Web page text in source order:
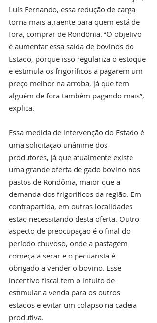
Luís Fernando, essa redução de carga
torna mais atraente para quem está de
fora, comprar de Rondônia. “O objetivo
é aumentar essa saída de bovinos do
Estado, porque isso regulariza o estoque
e estimula os frigoríficos a pagarem um
preço melhor na arroba, já que tem
alguém de fora também pagando mais”,
explica.
Essa medida de intervenção do Estado é
uma solicitação unânime dos
produtores, já que atualmente existe
uma grande oferta de gado bovino nos
pastos de Rondônia, maior que a
demanda dos frigoríficos da região. Em
contrapartida, em outras localidades
estão necessitando desta oferta. Outro
aspecto de preocupação é o final do
período chuvoso, onde a pastagem
começa a secar e o pecuarista é
obrigado a vender o bovino. Esse
incentivo fiscal tem o intuito de
estimular a venda para os outros
estados e evitar um colapso na cadeia
produtiva.